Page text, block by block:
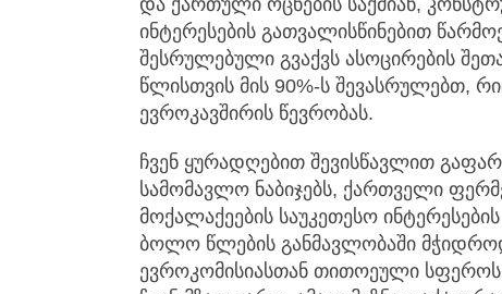
და ქართული ოცნების საქმიან,
ინტერესების გათვალისწინებით
შესრულებული გვაქვს ასოცირების
წლისთვის მის 90%-ს შევასრულებთ,
ევროკავშირის წევრობას.
ჩვენ ყურადღებით შევისწავლით
სამომავლო ნაბიჯებს, ქართველი
მოქალაქეების საუკეთესო
ბოლო წლების განმავლობაში
ევროკომისიასთან თითოეული